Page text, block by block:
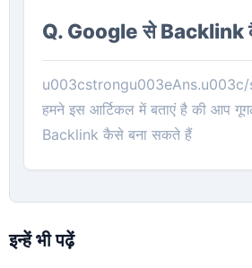
Q. Google से Backlink
हमने इस आर्टिकल में बताएं है की आप
Backlink कैसे बना सकते हैं
इन्हें भी पढ़ें